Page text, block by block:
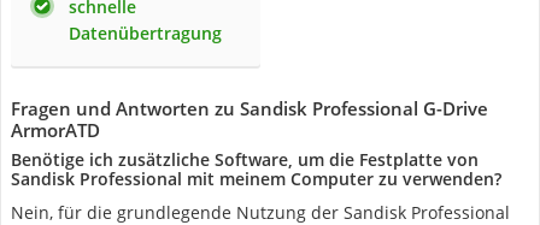
schnelle
Datenübertragung
Fragen und Antworten zu Sandisk Professional G-Drive
ArmorATD
Benötige ich zusätzliche Software, um die Festplatte von
Sandisk Professional mit meinem Computer zu verwenden?
Nein, für die grundlegende Nutzung der Sandisk Professional